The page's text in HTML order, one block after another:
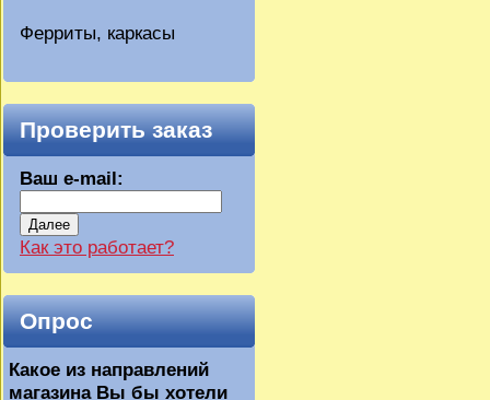
Ферриты, каркасы
Проверить заказ
Ваш e-mail:
Далее
Как это работает?
Опрос
Какое из направлений
магазина Вы бы хотели